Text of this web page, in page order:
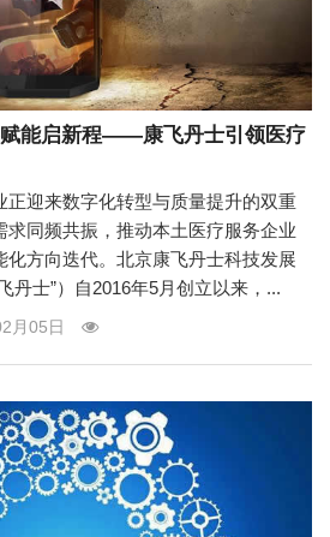
能启新程——康飞丹士引领医疗
正迎来数字化转型与质量提升的双重
求同频共振，推动本土医疗服务企业
化方向迭代。北京康飞丹士科技发展
丹士”）自2016年5月创立以来，...
月05日